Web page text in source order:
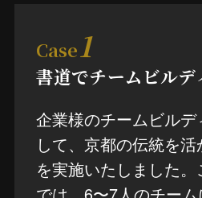
Case1
書道でチームビルデ
企業様のチームビルデ
して、京都の伝統を
を実施いたしました
では、6〜7人のチー